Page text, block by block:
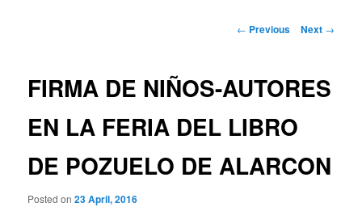
Post
← Previous Next →
FIRMA DE NIÑOS-AUTORES
EN LA FERIA DEL LIBRO
DE POZUELO DE ALARCON
Posted on23 April, 2016